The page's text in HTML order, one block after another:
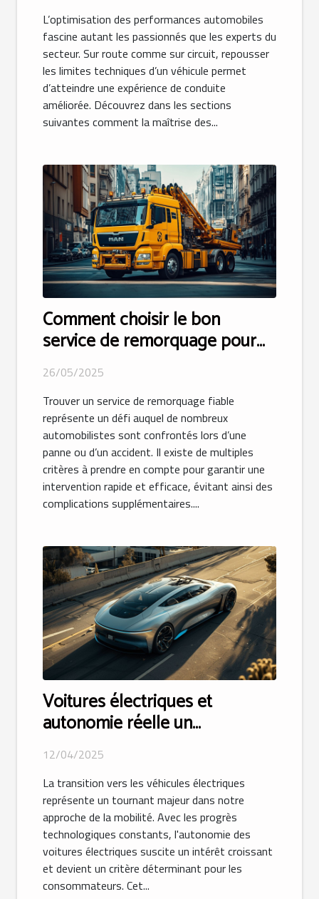
L’optimisation des performances automobiles
fascine autant les passionnés que les experts du
secteur. Sur route comme sur circuit, repousser
les limites techniques d’un véhicule permet
d’atteindre une expérience de conduite
améliorée. Découvrez dans les sections
suivantes comment la maîtrise des...
Comment choisir le bon
service de remorquage pour
une intervention efficace
26/05/2025
Trouver un service de remorquage fiable
représente un défi auquel de nombreux
automobilistes sont confrontés lors d’une
panne ou d’un accident. Il existe de multiples
critères à prendre en compte pour garantir une
intervention rapide et efficace, évitant ainsi des
complications supplémentaires....
Voitures électriques et
autonomie réelle un
comparatif détaillé pour 2023
12/04/2025
La transition vers les véhicules électriques
représente un tournant majeur dans notre
approche de la mobilité. Avec les progrès
technologiques constants, l'autonomie des
voitures électriques suscite un intérêt croissant
et devient un critère déterminant pour les
consommateurs. Cet...